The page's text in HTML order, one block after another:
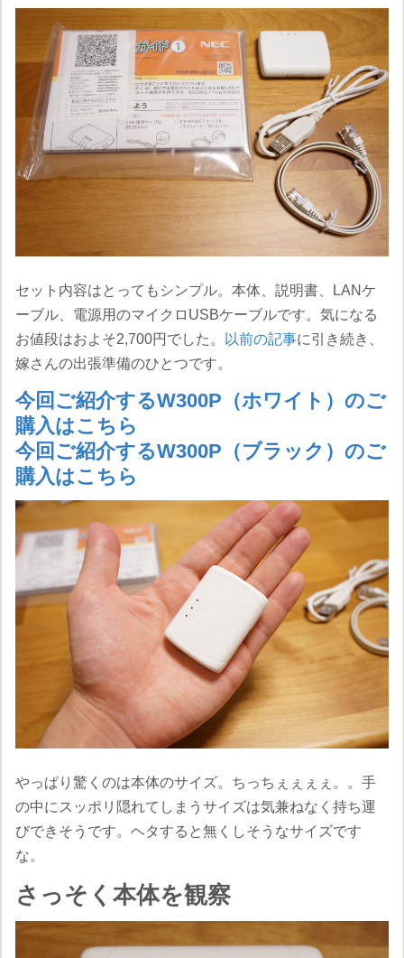
セット内容はとってもシンプル。本体、説明書、LANケ
ーブル、電源用のマイクロUSBケーブルです。気になる
お値段はおよそ2,700円でした。
以前の記事に引き続き、
嫁さんの出張準備のひとつです。
今回ご紹介するW300P（ホワイト）のご
購入はこちら
今回ご紹介するW300P（ブラック）のご
購入はこちら
やっぱり驚くのは本体のサイズ。ちっちぇぇぇぇ。。手
の中にスッポリ隠れてしまうサイズは気兼ねなく持ち運
びできそうです。ヘタすると無くしそうなサイズです
な。
さっそく本体を観察